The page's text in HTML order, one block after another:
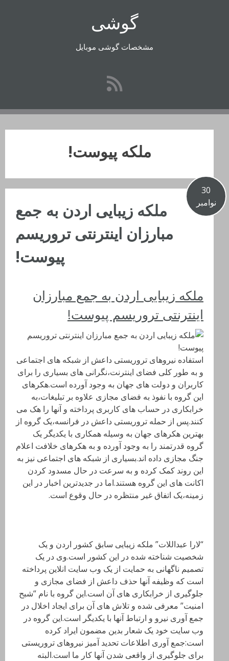
گوشی
مشخصات گوشی موبایل
ملکه پیوست!
30
نوامبر
ملکه زیبایی اردن به جمع
مبارزان اینترنتی تروریسم
پیوست!
ملکه زیبایی اردن به جمع مبارزان
اینترنتی تروریسم پیوست!
استفاده نیروهای تروریستی داعش از شبکه های اجتماعی
و به طور کلی فضای اینترنت،نگرانی های بسیاری را برای
کاربران و دولت های جهان به وجود آورده است.هکرهای
این گروه با نفوذ به فضای مجازی علاوه بر تبلیغات،به
خرابکاری در حساب های کاربری پرداخته و آنها را هک می
کنند.پس از حمله تروریستی داعش در فرانسه،یک گروه از
بهترین هکرهای جهان به وسیله همکاری با یکدیگر یک
گروه قدرتمند را به وجود آورده و به هکرهای خلافت اعلام
جنگ مجازی داده اند.بسیاری از شبکه های اجتماعی نیز به
این روند کمک کرده و به سرعت در حال مسدود کردن
اکانت های این گروه هستند.اما در جدیدترین اخبار در این
زمینه،یک اتفاق غیر منتظره در حال وقوع است.
“لارا عبداللات” ملکه زیبایی سابق کشور اردن و یک
شخصیت شناخته شده در این کشور است.وی در یک
تصمیم ناگهانی به حمایت از یک وب سایت انلاین پرداخته
است که وظیفه آنها حذف داعش از فضای مجازی و
جلوگیری از خرابکاری های آن است.این گروه با نام “شبح
امنیت” معرفی شده و تلاش های آن برای ایجاد اخلال در
جمع آوری نیرو و ارتباط آنها با یکدیگر است.این گروه در
وب سایت خود یک شعار بدین مضمون ایراد کرده
است:جمع آوری اطلاعات تحدید آمیز نیروهای تروریستی
برای جلوگیری از واقعی شدن آنها کار ما است.البته